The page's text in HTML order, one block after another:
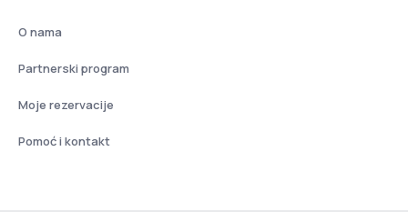
O nama
Partnerski program
Moje rezervacije
Pomoć i kontakt